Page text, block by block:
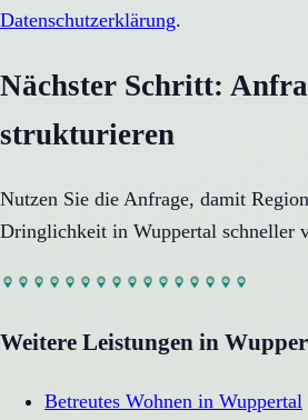
Datenschutzerklärung.
Nächster Schritt:
strukturieren
Nutzen Sie die Anfrage, damit
Dringlichkeit in Wuppertal schneller
Weitere Leistungen in
Betreutes Wohnen in Wuppertal